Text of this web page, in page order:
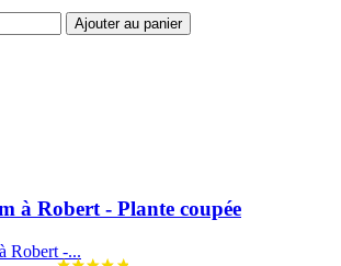
Ajouter au panier
à Robert - Plante coupée